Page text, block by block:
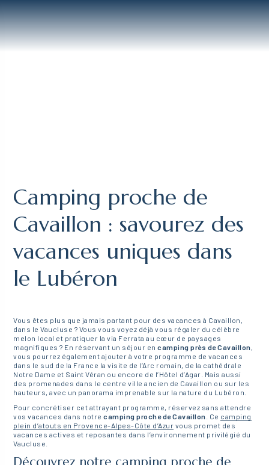
Camping proche de
Cavaillon : savourez des
vacances uniques dans
le Lubéron
Vous êtes plus que jamais partant pour des vacances à Cavaillon,
dans le Vaucluse ? Vous vous voyez déjà vous régaler du célèbre
melon local et pratiquer la via Ferrata au cœur de paysages
magnifiques ? En réservant un séjour encamping près de Cavaillon,
vous pourrez également ajouter à votre programme de vacances
dans le sud de la France la visite de l’Arc romain, de la cathédrale
Notre Dame et Saint Véran ou encore de l’Hôtel d’Agar. Mais aussi
des promenades dans le centre ville ancien de Cavaillon ou sur les
hauteurs, avec un panorama imprenable sur la nature du Lubéron.
Pour concrétiser cet attrayant programme, réservez sans attendre
vos vacances dans notrecamping proche de Cavaillon . Ce camping
plein d’atouts en Provence-Alpes-Côte d’Azur vous promet des
vacances actives et reposantes dans l’environnement privilégié du
Vaucluse.